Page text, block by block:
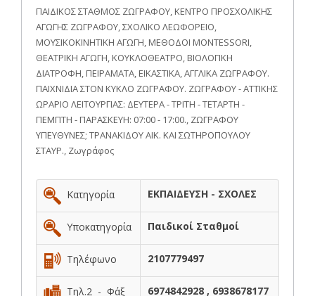
ΠΑΙΔΙΚΟΣ ΣΤΑΘΜΟΣ ΖΩΓΡΑΦΟΥ, ΚΕΝΤΡΟ ΠΡΟΣΧΟΛΙΚΗΣ
ΑΓΩΓΗΣ ΖΩΓΡΑΦΟΥ, ΣΧΟΛΙΚΟ ΛΕΩΦΟΡΕΙΟ,
ΜΟΥΣΙΚΟΚΙΝΗΤΙΚΗ ΑΓΩΓΗ, ΜΕΘΟΔΟΙ MONTESSORI,
ΘΕΑΤΡΙΚΗ ΑΓΩΓΗ, ΚΟΥΚΛΟΘΕΑΤΡΟ, ΒΙΟΛΟΓΙΚΗ
ΔΙΑΤΡΟΦΗ, ΠΕΙΡΑΜΑΤΑ, ΕΙΚΑΣΤΙΚΑ, ΑΓΓΛΙΚΑ ΖΩΓΡΑΦΟΥ.
ΠΑΙΧΝΙΔΙΑ ΣΤΟΝ ΚΥΚΛΟ ΖΩΓΡΑΦΟΥ. ΖΩΓΡΑΦΟΥ - ΑΤΤΙΚΗΣ
ΩΡΑΡΙΟ ΛΕΙΤΟΥΡΓΙΑΣ: ΔΕΥΤΕΡΑ - ΤΡΙΤΗ - ΤΕΤΑΡΤΗ -
ΠΕΜΠΤΗ - ΠΑΡΑΣΚΕΥΗ: 07:00 - 17:00., ΖΩΓΡΑΦΟΥ
ΥΠΕΥΘΥΝΕΣ; ΤΡΑΝΑΚΙΔΟΥ ΑΙΚ. ΚΑΙ ΣΩΤΗΡΟΠΟΥΛΟΥ
ΣΤΑΥΡ., Ζωγράφος
Κατηγορία ΕΚΠΑΙΔΕΥΣΗ - ΣΧΟΛΕΣ
Υποκατηγορία Παιδικοί Σταθμοί
Τηλέφωνο 2107779497
Τηλ.2 - Φάξ 6974842928 , 6938678177